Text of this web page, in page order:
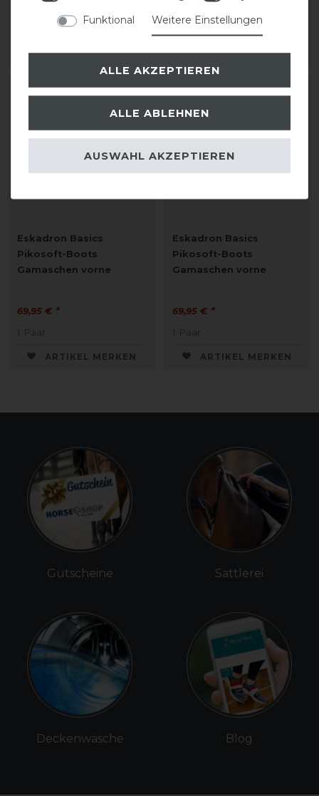
ARTIKEL MERKEN ARTIKEL MERKEN
Eskadron Basics
Pikosoft-Boots
Gamaschen vorne
69,95 € *
1 Paar
ARTIKEL MERKEN
Eskadron Basics
Pikosoft-Boots
Gamaschen vorne
69,95 € *
1 Paar
ARTIKEL MERKEN
Gutscheine
Deckenwäsche
Sattlerei
Blog
Funktional
Weitere Einstellungen
ALLE AKZEPTIEREN
ALLE ABLEHNEN
AUSWAHL AKZEPTIEREN